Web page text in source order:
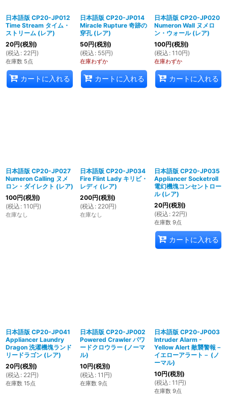
日本語版 CP20-JP012
Time Stream タイム・
ストリーム (レア)
20円(税別)
(税込 : 22円)
在庫数 5点
カートに入れる
日本語版 CP20-JP014
Miracle Rupture 奇跡の
穿孔 (レア)
50円(税別)
(税込 : 55円)
在庫わずか
カートに入れる
日本語版 CP20-JP020
Numeron Wall ヌメロ
ン・ウォール (レア)
100円(税別)
(税込 : 110円)
在庫わずか
カートに入れる
日本語版 CP20-JP027
Numeron Calling ヌメ
ロン・ダイレクト (レア)
100円(税別)
(税込 : 110円)
在庫なし
日本語版 CP20-JP034
Fire Flint Lady キリビ・
レディ (レア)
200円(税別)
(税込 : 220円)
在庫なし
日本語版 CP20-JP035
Appliancer Socketroll
電幻機塊コンセントロー
ル (レア)
20円(税別)
(税込 : 22円)
在庫数 9点
カートに入れる
日本語版 CP20-JP041
Appliancer Laundry
Dragon 洗濯機塊ランド
リードラゴン (レア)
20円(税別)
(税込 : 22円)
在庫数 15点
日本語版 CP20-JP002
Powered Crawler パワ
ードクロウラー (ノーマ
ル)
10円(税別)
(税込 : 11 円)
在庫数 9点
日本語版 CP20-JP003
Intruder Alarm -
Yellow Alert 敵襲警報－
イエローアラート－ (ノ
ーマル)
10円(税別)
(税込 : 11 円)
在庫数 9点